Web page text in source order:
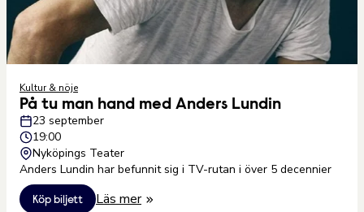
Kultur & nöje
På tu man hand med Anders Lundin
23 september
19:00
Nyköpings Teater
Anders Lundin har befunnit sig i TV-rutan i över 5 decennier
Köp biljett Läs mer